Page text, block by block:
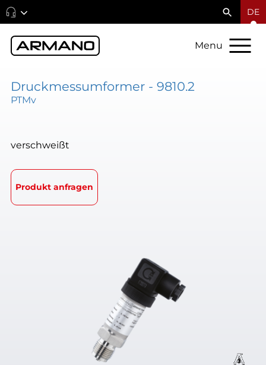
DE
Menu
Druckmessumformer - 9810.2
PTMv
verschweißt
Produkt anfragen